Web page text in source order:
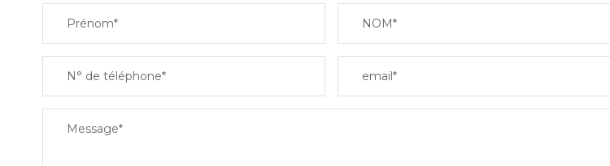
Prénom* NOM*
N° de téléphone* email*
Message*